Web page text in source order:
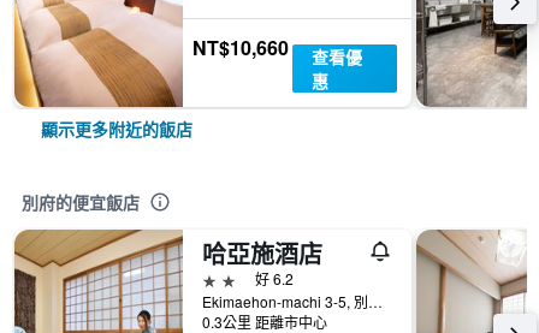
NT$10,660
查看優
惠
顯示更多附近的飯店
別府的便宜飯店
哈亞施酒店
2星級
好 6.2
Ekimaehon-machi 3-5, 別府, 日本
0.3公里 距離市中心